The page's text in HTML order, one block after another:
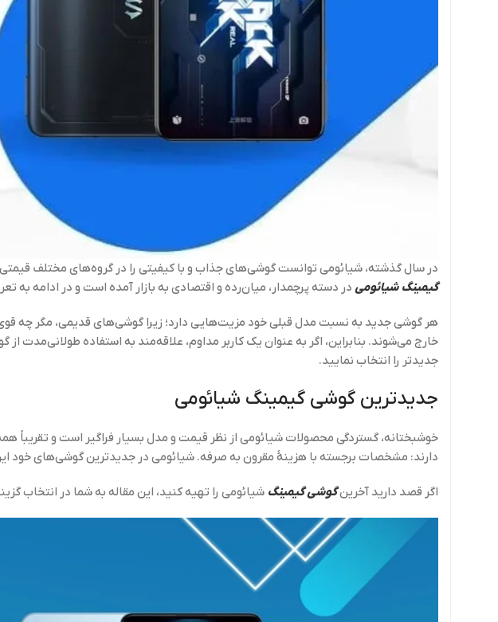
در سال گذشته، شیائومی توانست گوشی‌های جذاب و با کیفیتی را در گروه‌های مختلف
گیمینگ شیائومی در دسته پرچمدار، میان‌رده و اقتصادی به بازار آمده است و در ادامه به
هر گوشی جدید به نسبت مدل قبلی خود مزیت‌هایی دارد؛ زیرا گوشی‌های قدیمی، مگر چه
خارج می‌شوند. بنابراین، اگر به عنوان یک کاربر مداوم، علاقه‌مند به استفاده
جدیدتر را انتخاب نمایید.
جدیدترین گوشی گیمینگ شیائومی
خوشبختانه، گستردگی محصولات شیائومی از نظر قیمت و مدل بسیار فراگیر است و تقریباً همهٔ
دارند: مشخصات برجسته با هزینهٔ مقرون به صرفه. شیائومی در جدیدترین گوشی‌های خود
اگر قصد دارید آخرینگوشی گیمینگ شیائومی را تهیه کنید، این مقاله به شما در